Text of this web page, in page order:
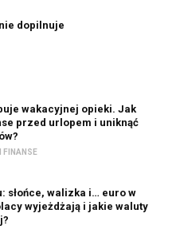
dopilnuje
wakacyjnej opieki. Jak
przed urlopem i uniknąć
FINANSE
słońce, walizka i… euro w
wyjeżdżają i jakie waluty